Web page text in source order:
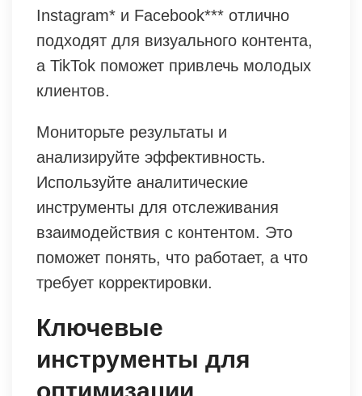
Instagram* и Facebook*** отлично
подходят для визуального контента,
а TikTok поможет привлечь молодых
клиентов.
Мониторьте результаты и
анализируйте эффективность.
Используйте аналитические
инструменты для отслеживания
взаимодействия с контентом. Это
поможет понять, что работает, а что
требует корректировки.
Ключевые
инструменты для
оптимизации